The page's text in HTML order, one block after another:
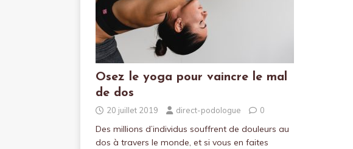
Osez le yoga pour vaincre le mal
de dos
20 juillet 2019 direct-podologue 0
Des millions d’individus souffrent de douleurs au
dos à travers le monde, et si vous en faites